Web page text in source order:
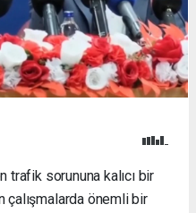
trafik sorununa kalıcı bir
çalışmalarda önemli bir